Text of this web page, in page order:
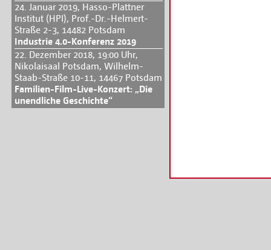
24. Januar 2019, Hasso-Plattner
Institut (HPI), Prof.-Dr.-Helmert-
Straße 2-3, 14482 Potsdam
Industrie 4.0-Konferenz 2019
22. Dezember 2018, 19:00 Uhr,
Nikolaisaal Potsdam, Wilhelm-
Staab-Straße 10-11, 14467 Potsdam
Familien-Film-Live-Konzert: „Die
unendliche Geschichte“